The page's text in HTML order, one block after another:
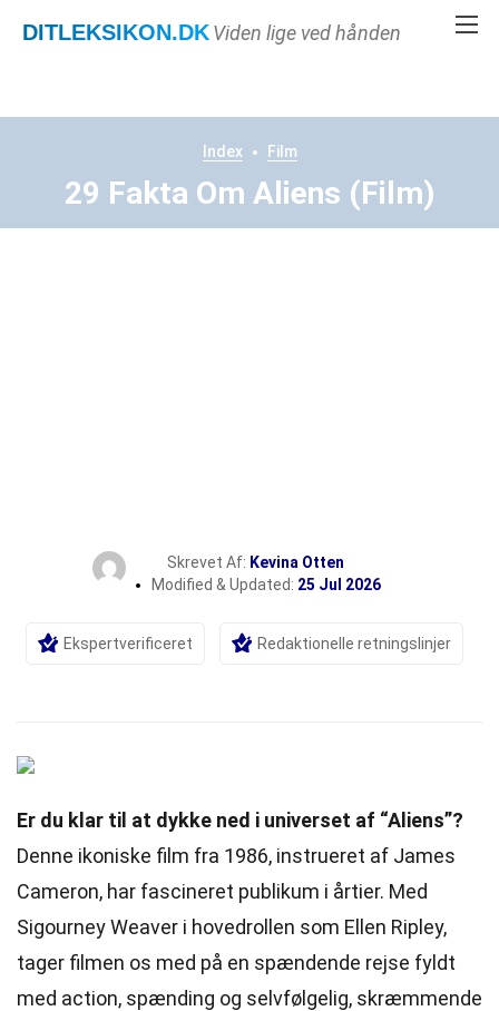
DITLEKSIKON.DKViden lige ved hånden
Index Film
29 Fakta Om Aliens (Film)
Skrevet Af: Kevina Otten
Modified & Updated: 25 Jul 2026
Ekspertverificeret Redaktionelle retningslinjer
Er du klar til at dykke ned i universet af “Aliens”?
Denne ikoniske film fra 1986, instrueret af James
Cameron, har fascineret publikum i årtier. Med
Sigourney Weaver i hovedrollen som Ellen Ripley,
tager filmen os med på en spændende rejse fyldt
med action, spænding og selvfølgelig, skræmmende